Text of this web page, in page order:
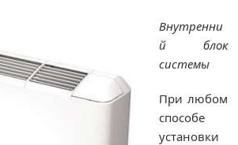
Внутренни
й блок
системы
При любом
способе
установки